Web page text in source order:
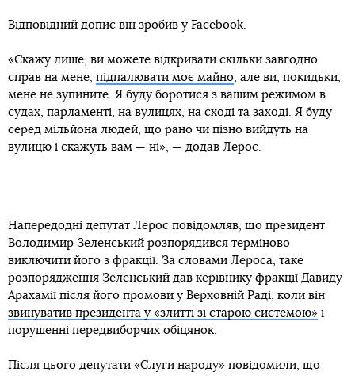
Відповідний допис він зробив у Facebook.
«Скажу лише, ви можете відкривати скільки завгодно
справ на мене, підпалювати моє майно, але ви, покидьки,
мене не зупините. Я буду боротися з вашим режимом в
судах, парламенті, на вулицях, на сході та заході. Я буду
серед мільйона людей, що рано чи пізно вийдуть на
вулицю і скажуть вам — ні», — додав Лерос.
Напередодні депутат Лерос повідомляв, що президент
Володимир Зеленський розпорядився терміново
виключити його з фракції. За словами Лероса, таке
розпорядження Зеленський дав керівнику фракції Давиду
Арахамії після його промови у Верховній Раді, коли він
звинуватив президента у «злитті зі старою системою» і
порушенні передвиборчих обіцянок.
Після цього депутати «Слуги народу» повідомили, що